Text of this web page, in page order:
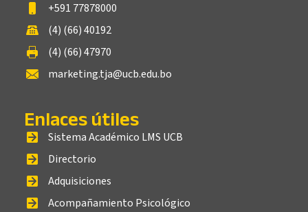
+591 77878000
(4) (66) 40192
(4) (66) 47970
marketing.tja@ucb.edu.bo
Enlaces útiles
Sistema Académico LMS UCB
Directorio
Adquisiciones
Acompañamiento Psicológico